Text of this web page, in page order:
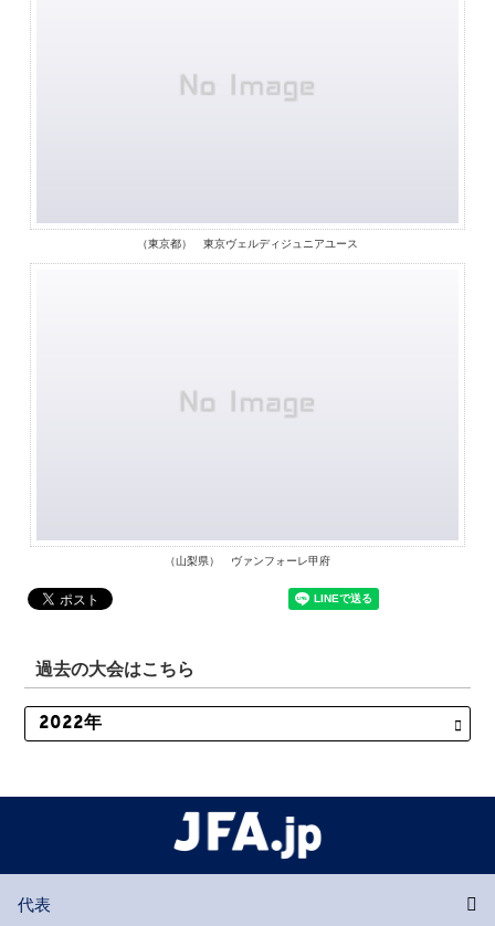
（東京都） 東京ヴェルディジュニアユース
（山梨県） ヴァンフォーレ甲府
過去の大会はこちら
代表